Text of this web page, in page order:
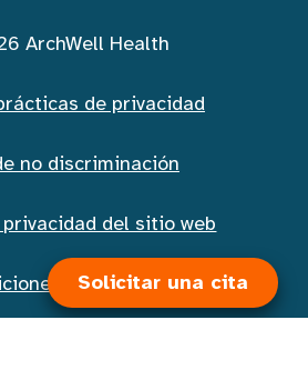
Solicitar una cita
ArchWell Health
de privacidad
no discriminación
del sitio web
de la mensajería móvil